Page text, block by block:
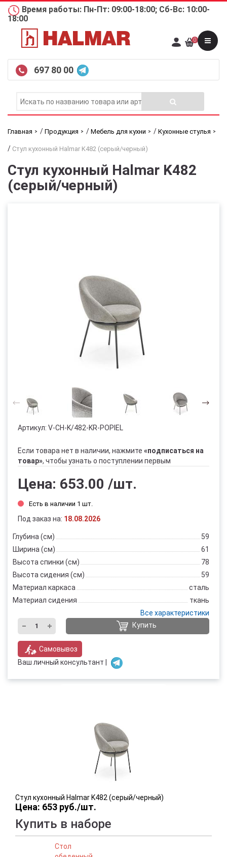
Время работы: Пн-Пт: 09:00-18:00; Сб-Вс: 10:00-
18:00
697 80 00
0
Главная / Продукция / Мебель для кухни / Кухонные стулья
/ Стул кухонный Halmar K482 (серый/черный)
Стул кухонный Halmar K482
(серый/черный)
Артикул: V-CH-K/482-KR-POPIEL
Если товара нет в наличии, нажмите «подписаться на
товар», чтобы узнать о поступлении первым
Цена: 653.00 /шт.
Есть в наличии 1 шт.
Под заказ на: 18.08.2026
Глубина (см)
59
Ширина (см)
61
Высота спинки (см)
78
Высота сидения (см)
59
Материал каркаса
сталь
Материал сидения
ткань
Все характеристики
Купить
Самовывоз
Ваш личный консультант |
Стул кухонный Halmar K482 (серый/черный)
Цена: 653 руб./шт.
Купить в наборе
Стол